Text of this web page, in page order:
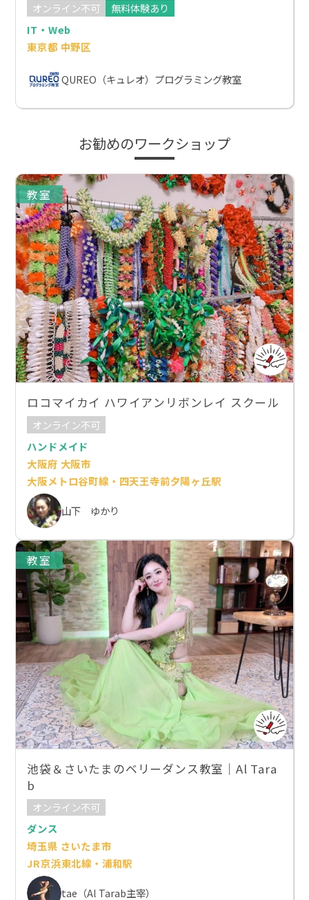
オンライン不可
無料体験あり
IT・Web
東京都 中野区
QUREO（キュレオ）プログラミング教室
お勧めのワークショップ
教室
ロコマイカイ ハワイアンリボンレイ スクール
オンライン不可
ハンドメイド
大阪府 大阪市
大阪メトロ谷町線・四天王寺前夕陽ヶ丘駅
山下 ゆかり
教室
池袋＆さいたまのベリーダンス教室｜Al Tara
b
オンライン不可
ダンス
埼玉県 さいたま市
JR京浜東北線・浦和駅
tae（Al Tarab主宰）